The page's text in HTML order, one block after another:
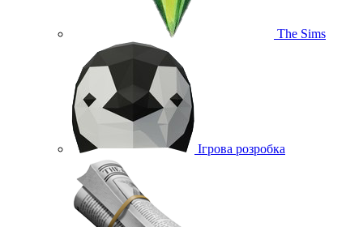
The Sims
Ігрова розробка